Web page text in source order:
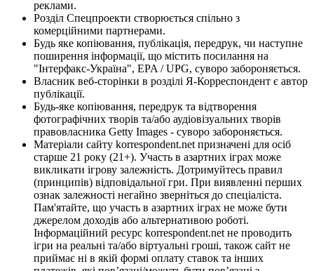
реклами.
Розділ Спецпроекти створюється спільно з
комерційними партнерами.
Будь яке копіювання, публікація, передрук, чи наступне
поширення інформації, що містить посилання на
"Інтерфакс-Україна", EPA / UPG, суворо забороняється.
Власник веб-сторінки в розділі Я-Корреспондент є автор
публікації.
Будь-яке копіювання, передрук та відтворення
фотографічних творів та/або аудіовізуальних творів
правовласника Getty Images - суворо забороняється.
Матеріали сайту korrespondent.net призначені для осіб
старше 21 року (21+). Участь в азартних іграх може
викликати ігрову залежність. Дотримуйтесь правил
(принципів) відповідальної гри. При виявленні перших
ознак залежності негайно зверніться до спеціаліста.
Пам'ятайте, що участь в азартних іграх не може бути
джерелом доходів або альтернативою роботі.
Інформаційний ресурс korrespondent.net не проводить
ігри на реальні та/або віртуальні гроші, також сайт не
приймає ні в якій формі оплату ставок та інших